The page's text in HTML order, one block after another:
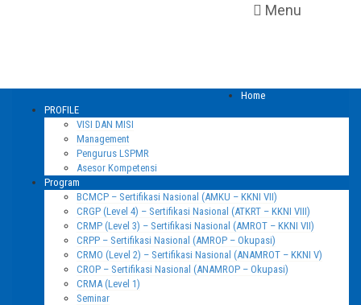
Menu
Home
PROFILE
VISI DAN MISI
Management
Pengurus LSPMR
Asesor Kompetensi
Program
BCMCP – Sertifikasi Nasional (AMKU – KKNI VII)
CRGP (Level 4) – Sertifikasi Nasional (ATKRT – KKNI VIII)
CRMP (Level 3) – Sertifikasi Nasional (AMROT – KKNI VII)
CRPP – Sertifikasi Nasional (AMROP – Okupasi)
CRMO (Level 2) – Sertifikasi Nasional (ANAMROT – KKNI V)
CROP – Sertifikasi Nasional (ANAMROP – Okupasi)
CRMA (Level 1)
Seminar